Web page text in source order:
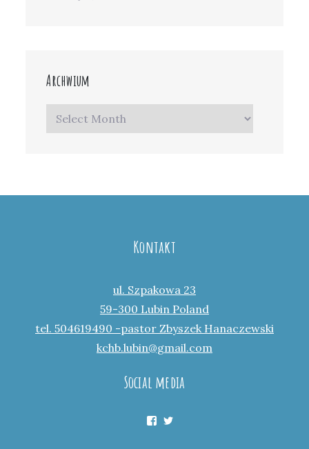
Archwium
Archwium
Kontakt
ul. Szpakowa 23
59-300 Lubin Poland
tel. 504619490 -pastor Zbyszek Hanaczewski
kchb.lubin@gmail.com
Social media
Facebook